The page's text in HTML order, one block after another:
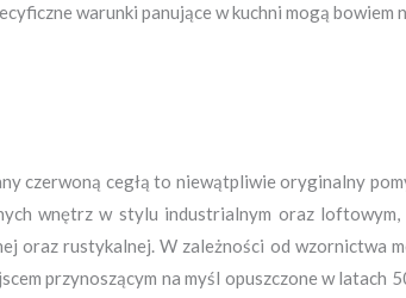
warunki panujące w kuchni mogą bowiem
czerwoną cegłą to niewątpliwie oryginalny
wnętrz w stylu industrialnym oraz
oraz rustykalnej. W zależności od wzornictwa
przynoszącym na myśl opuszczone w latach